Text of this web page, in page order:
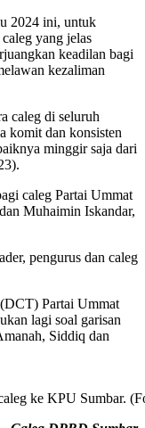
2024 ini, untuk
yang jelas
keadilan bagi
kezaliman
caleg di seluruh
komit dan konsisten
minggir saja dari
caleg Partai Ummat
Muhaimin Iskandar,
pengurus dan caleg
Partai Ummat
lagi soal garisan
Siddiq dan
ke KPU Sumbar.